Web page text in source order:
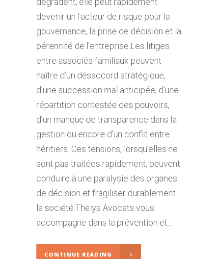
devenir un facteur de risque pour la
gouvernance, la prise de décision et la
pérennité de l’entreprise.Les litiges
entre associés familiaux peuvent
naître d’un désaccord stratégique,
d’une succession mal anticipée, d’une
répartition contestée des pouvoirs,
d’un manque de transparence dans la
gestion ou encore d’un conflit entre
héritiers. Ces tensions, lorsqu’elles ne
sont pas traitées rapidement, peuvent
conduire à une paralysie des organes
de décision et fragiliser durablement
la société.Thelys Avocats vous
accompagne dans la prévention et...
CONTINUE READING